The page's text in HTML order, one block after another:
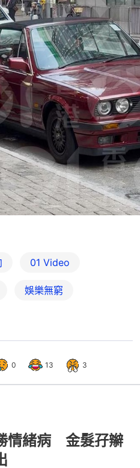
01 Video
娛樂無窮
0 13 3
情緒病 金髮孖辮